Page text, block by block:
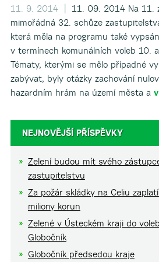
11. 9. 2014 |
11. 09. 2014 Na 11.
mimořádná 32. schůze
která měla na programu také
v termínech komunálních voleb 10.
Tématy, kterými se mělo případné
zabývat, byly otázky zachování
hazardním hrám na území města a
NEJNOVĚJŠÍ PŘÍSPĚVKY
Zelení budou mít svého
zastupitelstvu
Za požár skládky na Celiu
miliony korun
Zelené v Ústeckém kraji do
Globočník
Globočník předsedou kraje